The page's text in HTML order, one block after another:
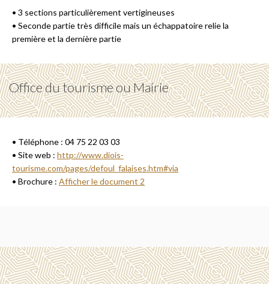
• 3 sections particulièrement vertigineuses
• Seconde partie très difficile mais un échappatoire relie la
première et la dernière partie
Office du tourisme ou Mairie
• Téléphone : 04 75 22 03 03
• Site web : http://www.diois-
tourisme.com/pages/defoul_falaises.htm#via
• Brochure : Afficher le document 2